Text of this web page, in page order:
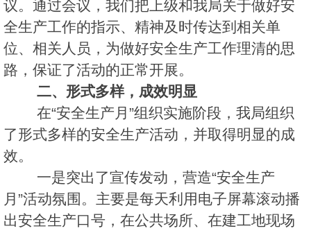
议。通过会议，我们把上级和我局关于做好安
全生产工作的指示、精神及时传达到相关单
位、相关人员，为做好安全生产工作理清的思
路，保证了活动的正常开展。
二、形式多样，成效明显
在“安全生产月”组织实施阶段，我局组织
了形式多样的安全生产活动，并取得明显的成
效。
一是突出了宣传发动，营造“安全生产
月”活动氛围。主要是每天利用电子屏幕滚动播
出安全生产口号，在公共场所、在建工地现场